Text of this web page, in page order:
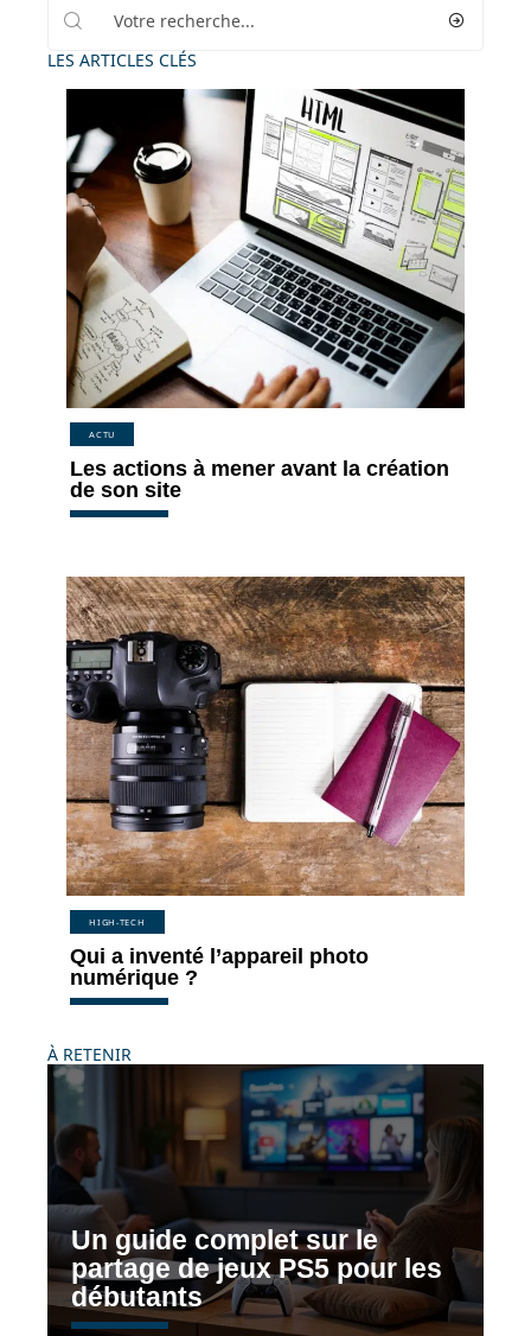
LES ARTICLES CLÉS
ACTU
Les actions à mener avant la création
de son site
HIGH-TECH
Qui a inventé l’appareil photo
numérique ?
À RETENIR
Un guide complet sur le
partage de jeux PS5 pour les
débutants